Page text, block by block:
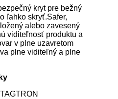
kryt pre bežný
ľahko skryť.Safer,
alebo zavesený
viditeľnosť produktu a
v plne uzavretom
plne viditeľný a plne